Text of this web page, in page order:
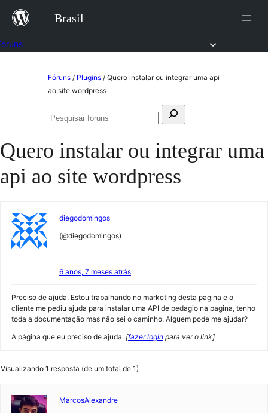
para
o
Brasil
Fóruns / Plugins / Quero instalar ou integrar uma api
ao site wordpress
Pesquisar
Pesquisar
Quero instalar ou integrar uma
api ao site wordpress
diegodomingos
(@diegodomingos)
6 anos, 7 meses atrás
Preciso de ajuda. Estou trabalhando no marketing desta pagina e o
cliente me pediu ajuda para instalar uma API de pedagio na pagina, tenho
toda a documentação mas não sei o caminho. Alguem pode me ajudar?
A página que eu preciso de ajuda: [fazer login para ver o link]
Visualizando 1 resposta (de um total de 1)
MarcosAlexandre